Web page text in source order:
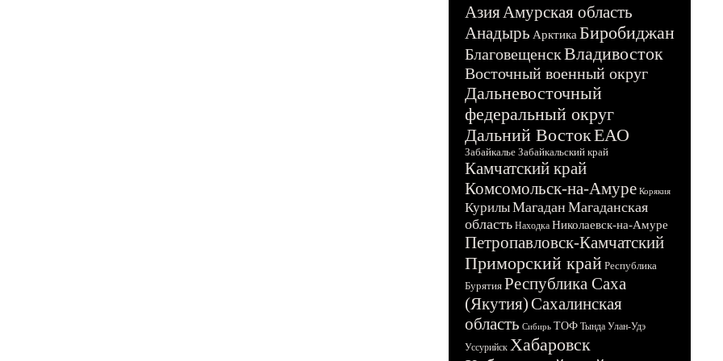
АзияАмурская область
Анадырь Арктика Биробиджан
БлаговещенскВладивосток
Восточный военный округ
Дальневосточный
федеральный округ
Дальний ВостокЕАО
Забайкалье Забайкальский край
Камчатский край
Комсомольск-на-Амуре Корякия
КурилыМагадан Магаданская
область Находка Николаевск-на-Амуре
Петропавловск-Камчатский
Приморский край Республика
Бурятия Республика Саха
(Якутия)Сахалинская
область Сибирь ТОФ Тында Улан-Удэ
Уссурийск Хабаровск